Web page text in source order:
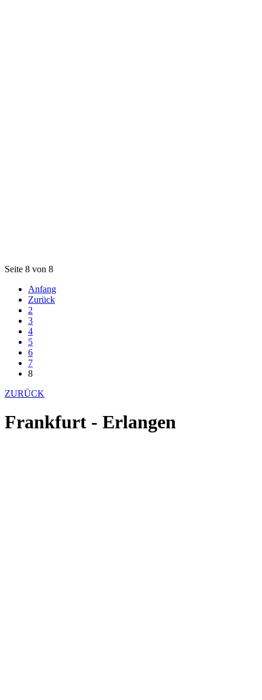
Seite 8 von 8
Anfang
Zurück
2
3
4
5
6
7
8
ZURÜCK
Frankfurt - Erlangen